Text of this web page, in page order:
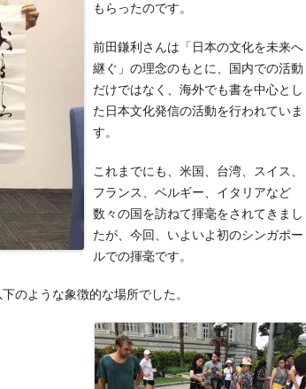
もらったのです。
前田鎌利さんは「日本の文化を未来へ
継ぐ」の理念のもとに、国内での活動
だけではなく、海外でも書を中心とし
た日本文化発信の活動を行われていま
す。
これまでにも、米国、台湾、スイス、
フランス、ベルギー、イタリアなど
数々の国を訪ねて揮毫をされてきまし
たが、今回、いよいよ初のシンガポー
ルでの揮毫です。
のような象徴的な場所でした。